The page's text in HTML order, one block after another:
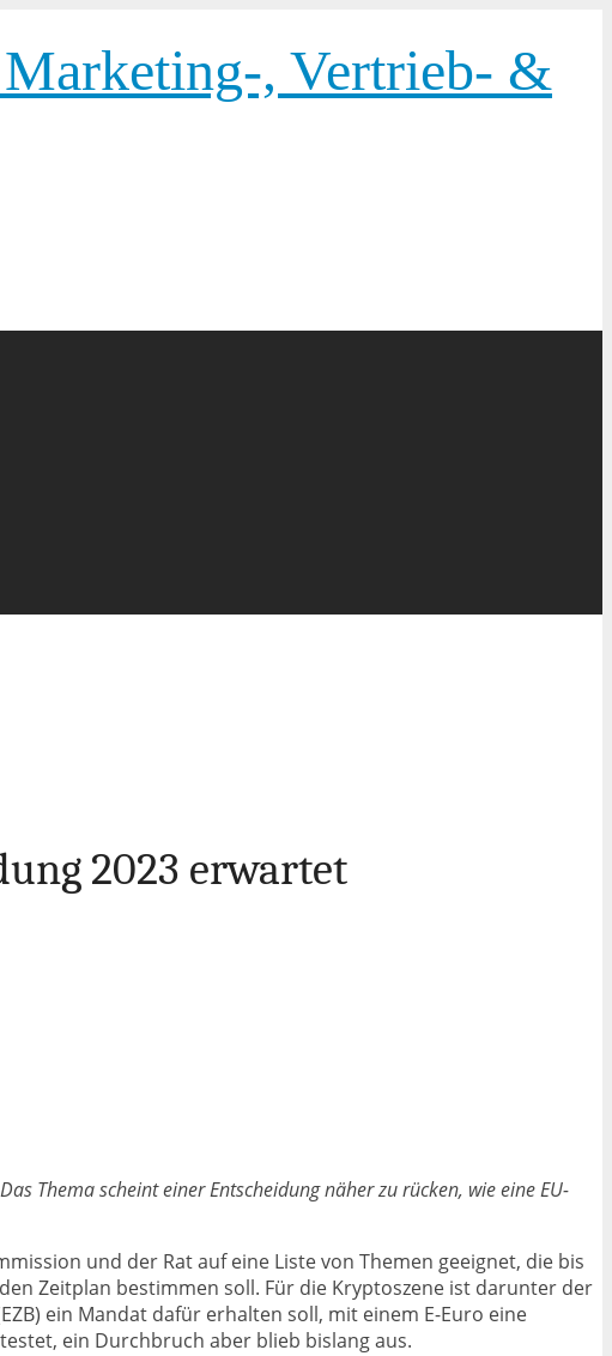
, Vertrieb- &
2023 erwartet
Thema scheint einer Entscheidung näher zu rücken, wie eine EU-
und der Rat auf eine Liste von Themen geeignet, die bis
Zeitplan bestimmen soll. Für die Kryptoszene ist darunter der
ein Mandat dafür erhalten soll, mit einem E-Euro eine
ein Durchbruch aber blieb bislang aus.